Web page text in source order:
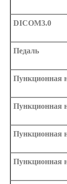
DICOM3.0
Педаль
Пункционная
Пункционная
Пункционная
Пункционная